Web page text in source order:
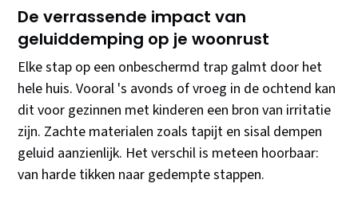
De verrassende impact van
geluiddemping op je woonrust
Elke stap op een onbeschermd trap galmt door het
hele huis. Vooral 's avonds of vroeg in de ochtend kan
dit voor gezinnen met kinderen een bron van irritatie
zijn. Zachte materialen zoals tapijt en sisal dempen
geluid aanzienlijk. Het verschil is meteen hoorbaar:
van harde tikken naar gedempte stappen.